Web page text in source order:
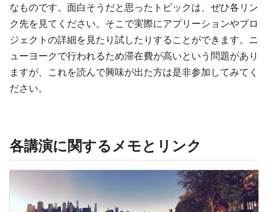
なものです。面白そうだと思ったトピックは、ぜひ各リン
ク先を見てください。そこで実際にアプリーションやプロ
ジェクトの詳細を見たり試したりすることができます。ニ
ューヨークで行われるため滞在費が高いという問題があり
ますが、これを読んで興味が出た方は是非参加してみてく
ださい。
各講演に関するメモとリンク